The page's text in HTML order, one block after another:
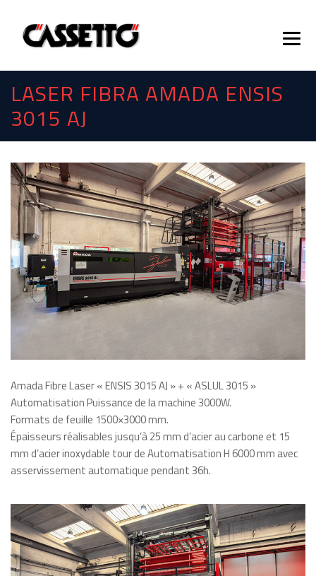
LASER FIBRA AMADA ENSIS
3015 AJ
Amada Fibre Laser « ENSIS 3015 AJ » + « ASLUL 3015 »
Automatisation Puissance de la machine 3000W.
Formats de feuille 1500×3000 mm.
Épaisseurs réalisables jusqu’à 25 mm d’acier au carbone et 15
mm d’acier inoxydable tour de Automatisation H 6000 mm avec
asservissement automatique pendant 36h.